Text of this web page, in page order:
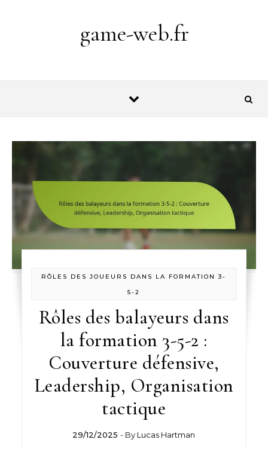
game-web.fr
RÔLES DES JOUEURS DANS LA FORMATION 3-
5-2
Rôles des balayeurs dans
la formation 3-5-2 :
Couverture défensive,
Leadership, Organisation
tactique
29/12/2025 - By Lucas Hartman